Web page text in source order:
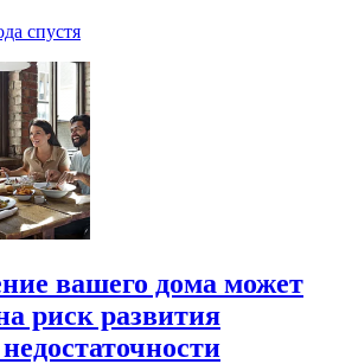
спустя
вашего дома может
риск развития